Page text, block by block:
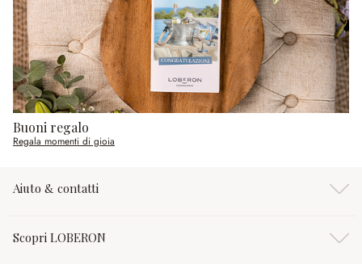
Buoni regalo
Regala momenti di gioia
Aiuto & contatti
Scopri LOBERON